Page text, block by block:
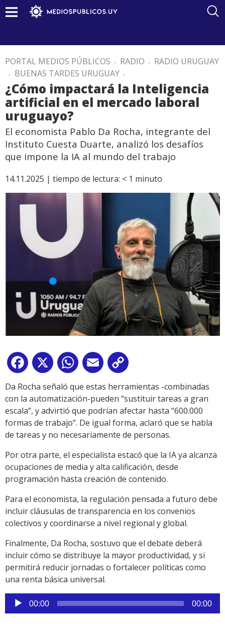
PORTAL MEDIOS PÚBLICOS . RADIO . RADIO URUGUAY
. BUENAS TARDES URUGUAY .
¿Cómo impactará la Inteligencia
artificial en el mercado laboral
uruguayo?
El economista Pablo Da Rocha, integrante del
Instituto Cuesta Duarte, analizó los desafíos
que impone la IA al mundo del trabajo
14.11.2025 | tiempo de lectura: < 1 minuto
Facebook
X WhatsApp
Email
Link
Da Rocha señaló que estas herramientas -combinadas
con la automatización-pueden “sustituir tareas a gran
escala”, y advirtió que podrían afectar hasta “600.000
formas de trabajo”. De igual forma, aclaró que se habla
de tareas y no necesariamente de personas.
Por otra parte, el especialista estacó que la IA ya alcanza
ocupaciones de media y alta calificación, desde
programación hasta creación de contenido.
Para el economista, la regulación pensada a futuro debe
incluir cláusulas de transparencia en los convenios
colectivos y coordinarse a nivel regional y global.
Finalmente, Da Rocha, sostuvo que el debate deberá
incluir cómo se distribuye la mayor productividad, y si
permitirá reducir jornadas o fortalecer políticas como
una renta básica universal.
Reproductor
de
00:00 00:00